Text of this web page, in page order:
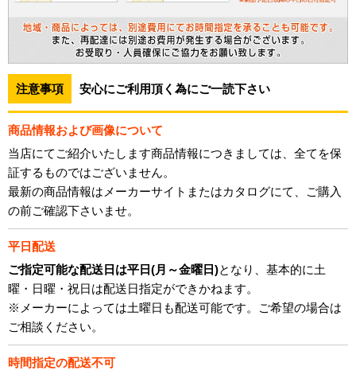
注意事項 安心にご利用頂く為にご一読下さい
商品情報および画像について
当店にてご紹介いたします商品情報につきましては、全てを保
証するものではございません。
最新の商品情報はメーカーサイトまたはカタログにて、ご購入
の前ご確認下さいませ。
平日配送
ご指定可能な配送日は平日(月～金曜日)となり、基本的に土
曜・日曜・祝日は配送日指定ができかねます。
※メーカーによっては土曜日も配送可能です。ご希望の場合は
ご相談ください。
時間指定の配送不可